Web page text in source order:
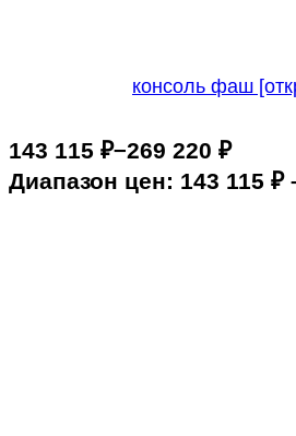
консоль фаш
143 115 ₽–269 220 ₽
Диапазон цен: 143 115 ₽